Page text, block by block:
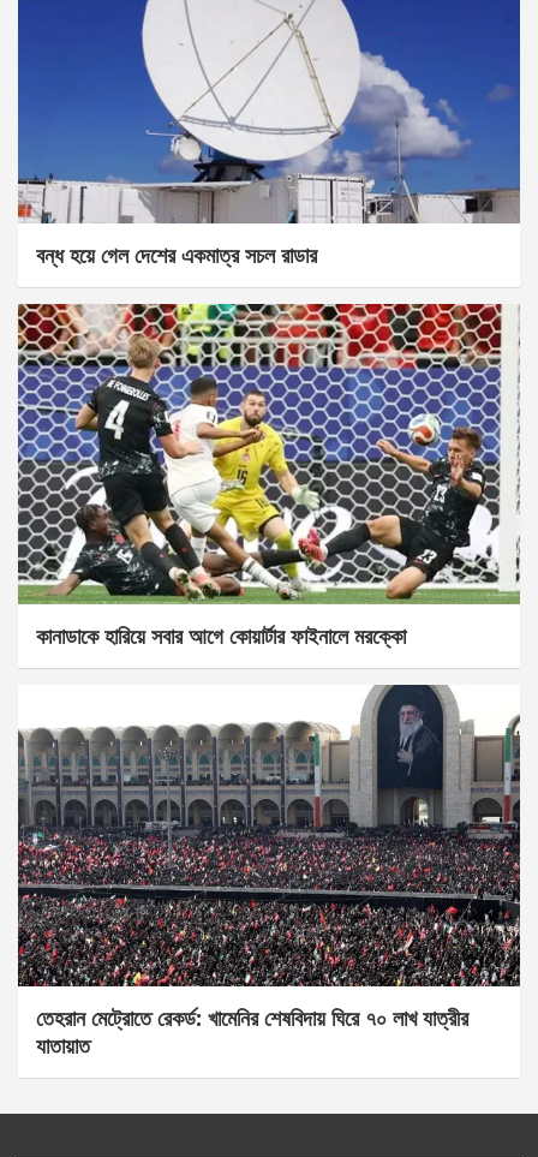
বন্ধ হয়ে গেল দেশের একমাত্র সচল রাডার
কানাডাকে হারিয়ে সবার আগে কোয়ার্টার ফাইনালে মরক্কো
তেহরান মেট্রোতে রেকর্ড: খামেনির শেষবিদায় ঘিরে ৭০ লাখ যাত্রীর
যাতায়াত